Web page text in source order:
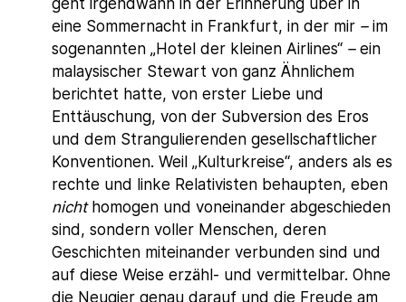
geht irgendwann in der Erinnerung über in
eine Sommernacht in Frankfurt, in der mir –im
sogenannten „Hotel der kleinen Airlines“ –ein
malaysischer Stewart von ganz Ähnlichem
berichtet hatte, von erster Liebe und
Enttäuschung, von der Subversion des Eros
und dem Strangulierenden gesellschaftlicher
Konventionen. Weil „Kulturkreise“, anders als es
rechte und linke Relativisten behaupten, eben
nichthomogen und voneinander abgeschieden
sind, sondern voller Menschen, deren
Geschichten miteinander verbunden sind und
auf diese Weise erzähl- und vermittelbar. Ohne
die Neugier genau darauf und die Freude am